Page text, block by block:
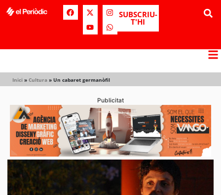
SUBSCRIU-
T'HI
Inici » Cultura » Un cabaret germanòfil
Publicitat